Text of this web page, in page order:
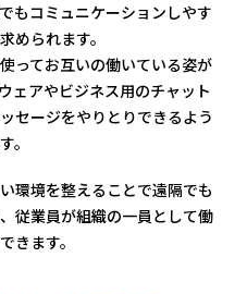
もコミュニケーションしやす
められます。
ってお互いの働いている姿が
ェアやビジネス用のチャット
セージをやりとりできるよう
。
環境を整えることで遠隔でも
従業員が組織の一員として働
きます。